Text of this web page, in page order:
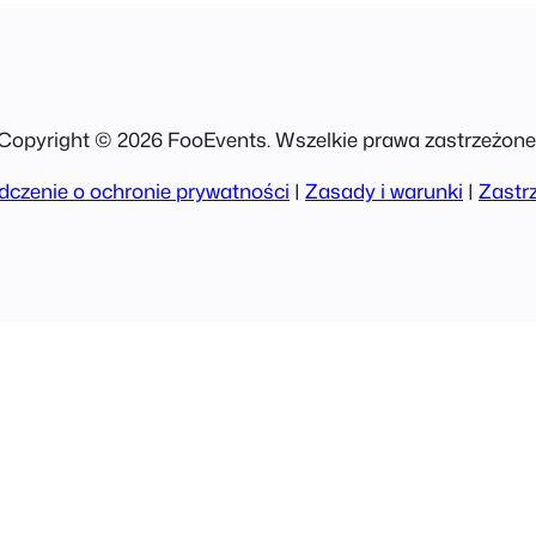
© 2026 FooEvents. Wszelkie prawa
o ochronie prywatności | Zasady i warunki |